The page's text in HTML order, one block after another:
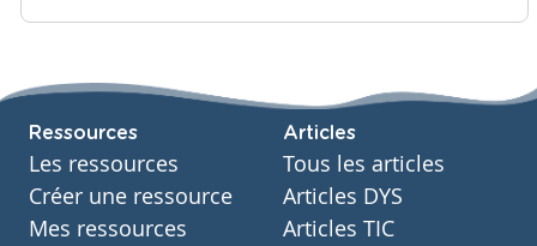
Ressources
Les ressources
Créer une ressource
Mes ressources
Articles
Tous les articles
Articles DYS
Articles TIC